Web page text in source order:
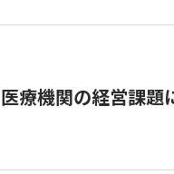
医療機関の経営課題